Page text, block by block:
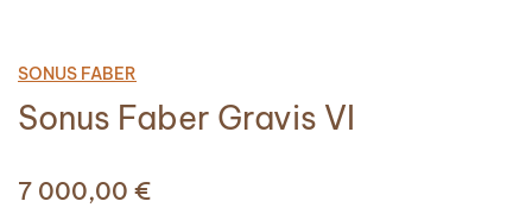
SONUS FABER
Sonus Faber Gravis VI
7 000,00 €